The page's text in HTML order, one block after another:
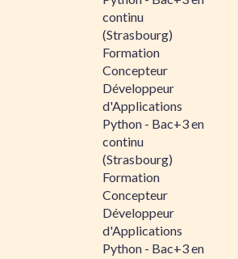
continu
(Strasbourg)
Formation
Concepteur
Développeur
d'Applications
Python - Bac+3 en
continu
(Strasbourg)
Formation
Concepteur
Développeur
d'Applications
Python - Bac+3 en